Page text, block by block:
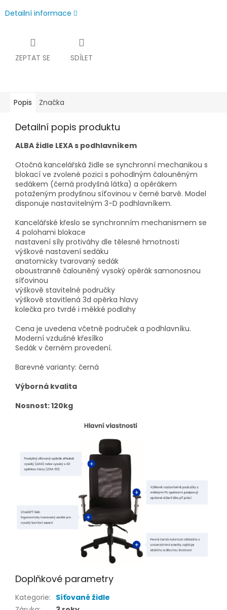
Detailní informace
ZEPTAT SE SDÍLET
Popis Značka
Detailní popis produktu
ALBA židle LEXA s podhlavníkem
Otočná kancelářská židle se synchronní mechanikou s
blokací ve zvolené pozici s pohodlným čalouněným
sedákem (černá prodyšná látka) a opěrákem
potaženým prodyšnou síťovinou v černé barvě. Model
disponuje nastavitelným 3-D podhlavníkem.
Kancelářské křeslo se synchronním mechanismem se
4 polohami blokace
nastavení síly protiváhy dle tělesné hmotnosti
výškové nastavení sedáku
anatomicky tvarovaný sedák
oboustranně čalouněný vysoký opěrák samonosnou
síťovinou
výškově stavitelné područky
výškově stavitlená 3d opěrka hlavy
kolečka pro tvrdé i měkké podlahy
Cena je uvedena včetně područek a podhlavníku.
Moderní vzdušné křesílko
Sedák v černém provedení.
Barevné varianty: černá
Výborná kvalita
Nosnost: 120kg
Doplňkové parametry
Kategorie: Síťované židle